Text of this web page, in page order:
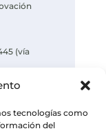
tecnologías como
del
(vía